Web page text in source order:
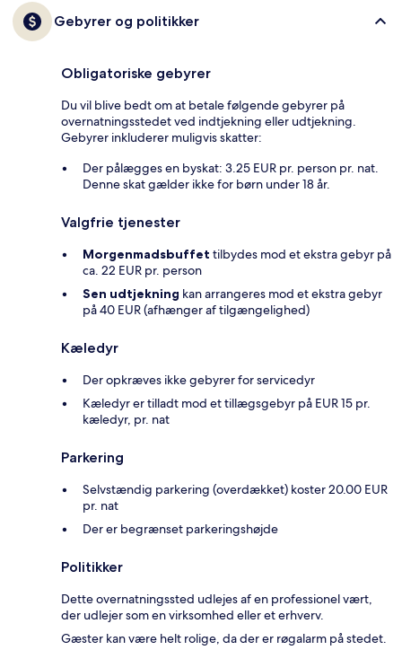
Gebyrer og politikker
Obligatoriske gebyrer
Du vil blive bedt om at betale følgende gebyrer på
overnatningsstedet ved indtjekning eller udtjekning.
Gebyrer inkluderer muligvis skatter:
Der pålægges en byskat: 3.25 EUR pr. person pr. nat.
Denne skat gælder ikke for børn under 18 år.
Valgfrie tjenester
Morgenmadsbuffet tilbydes mod et ekstra gebyr på
ca. 22 EUR pr. person
Sen udtjekning kan arrangeres mod et ekstra gebyr
på 40 EUR (afhænger af tilgængelighed)
Kæledyr
Der opkræves ikke gebyrer for servicedyr
Kæledyr er tilladt mod et tillægsgebyr på EUR 15 pr.
kæledyr, pr. nat
Parkering
Selvstændig parkering (overdækket) koster 20.00 EUR
pr. nat
Der er begrænset parkeringshøjde
Politikker
Dette overnatningssted udlejes af en professionel vært,
der udlejer som en virksomhed eller et erhverv.
Gæster kan være helt rolige, da der er røgalarm på stedet.